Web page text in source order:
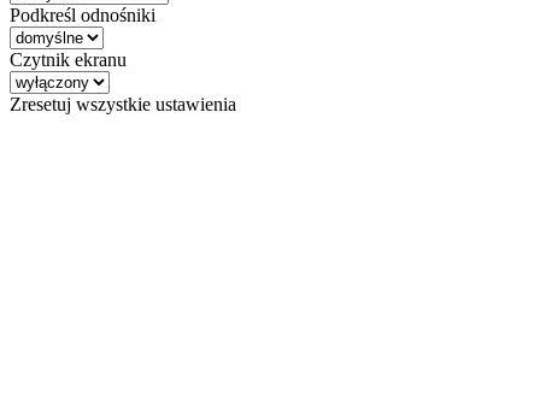
Podkreśl odnośniki
Czytnik ekranu
Zresetuj wszystkie ustawienia